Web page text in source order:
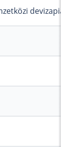
devizapiaci